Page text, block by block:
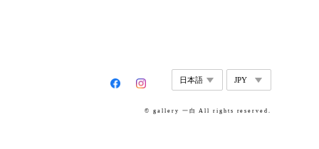
© gallery 一白 All rights reserved.